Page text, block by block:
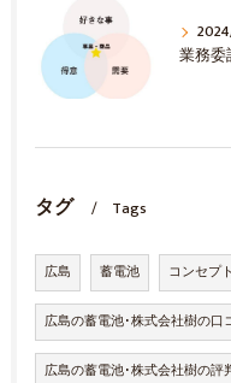
業務
タグ Tags
広島 蓄電池 コンセプト
広島の蓄電池･株式会社樹の口
広島の蓄電池･株式会社樹の評